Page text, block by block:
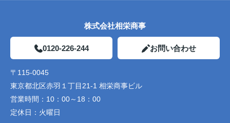
株式会社相栄商事
0120-226-244 お問い合わせ
〒115-0045
東京都北区赤羽１丁目21-1 相栄商事ビル
営業時間： 10：00～18：00
定休日： 火曜日